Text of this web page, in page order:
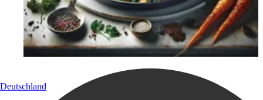
Deutschland